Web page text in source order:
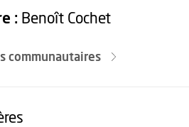
elus
: Benoît Cochet
communautaires